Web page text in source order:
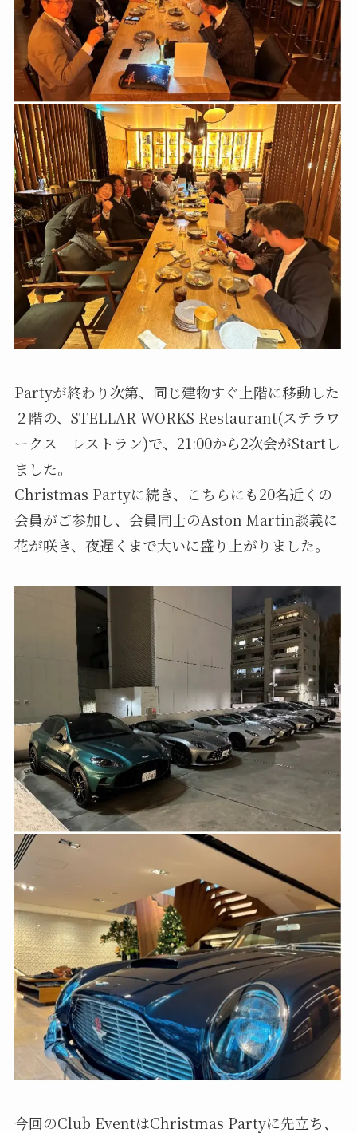
Partyが終わり次第、同じ建物すぐ上階に移動した
２階の、STELLAR WORKS Restaurant(ステラワ
ークス レストラン)で、21:00から2次会がStartし
ました。
Christmas Partyに続き、こちらにも20名近くの
会員がご参加し、会員同士のAston Martin談義に
花が咲き、夜遅くまで大いに盛り上がりました。
今回のClub EventはChristmas Partyに先立ち、